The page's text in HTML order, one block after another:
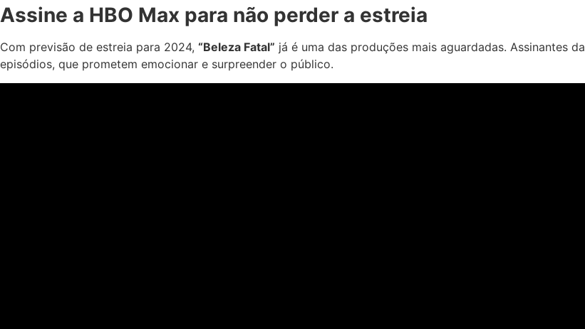
Assine a HBO Max para não perder a estreia
Com previsão de estreia para 2024, “Beleza Fatal” já é uma das produções mais aguardadas. Assinantes da
episódios, que prometem emocionar e surpreender o público.